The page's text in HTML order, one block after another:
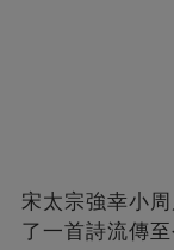
宋太宗強幸小
了一首詩流傳至